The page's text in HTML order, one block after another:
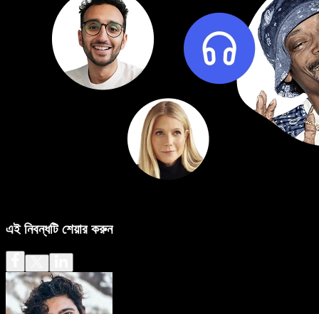
এই নিবন্ধটি শেয়ার করুন